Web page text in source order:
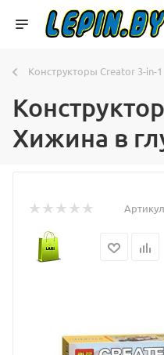
Конструкторы Creator 3-in-1
Хижина в